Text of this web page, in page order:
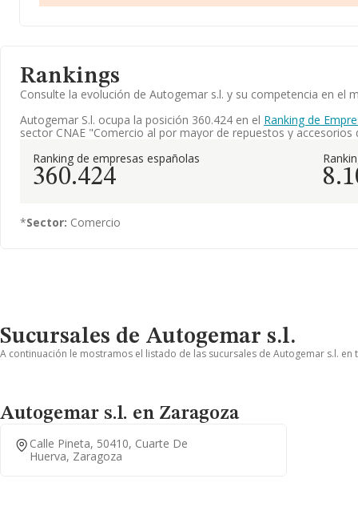
Rankings
Consulte la evolución de Autogemar s.l. y su competencia en el
Autogemar S.l. ocupa la posición 360.424 en el Ranking de
sector CNAE "Comercio al por mayor de repuestos y
Ranking de empresas españolas
360.424
*Sector: Comercio
Sucursales de Autogemar s.l.
A continuación le mostramos el listado de las sucursales de Autogemar s.l.
Autogemar s.l. en Zaragoza
Calle Pineta, 50410, Cuarte De
Huerva, Zaragoza